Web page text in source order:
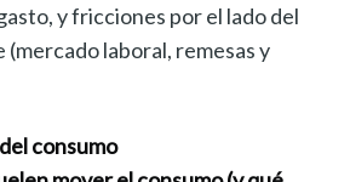
y fricciones por el lado del
laboral, remesas y
consumo